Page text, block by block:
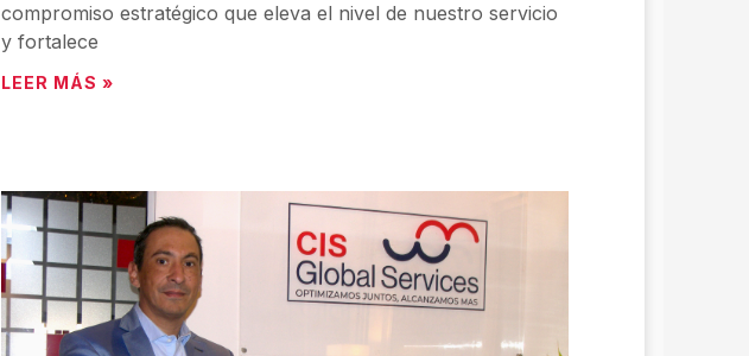
compromiso estratégico que eleva el nivel de nuestro servicio
y fortalece
LEER MÁS »